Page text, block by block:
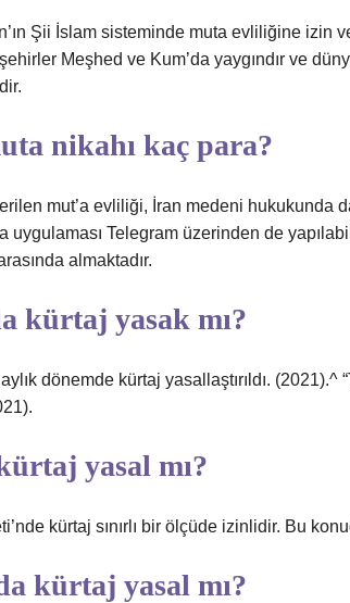
Şii İslam sisteminde muta evliliğine izin
Meşhed ve Kum’da yaygındır ve
nikahı kaç para?
mut’a evliliği, İran medeni hukukunda
uygulaması Telegram üzerinden de
almaktadır.
kürtaj yasak mı?
dönemde kürtaj yasallaştırıldı. (2021).^
yasal mı?
kürtaj sınırlı bir ölçüde izinlidir. Bu
kürtaj yasal mı?